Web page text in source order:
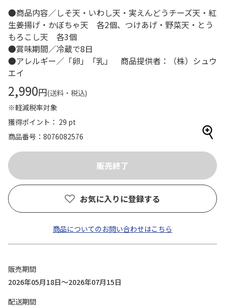
●商品内容／しそ天・いわし天・実えんどうチーズ天・紅
生姜揚げ・かぼちゃ天 各2個、つけあげ・野菜天・とう
もろこし天 各3個
●賞味期間／冷蔵で8日
●アレルギー／「卵」「乳」 商品提供者：（株）シュウ
エイ
2,990円(送料・税込)
※軽減税率対象
獲得ポイント： 29 pt
商品番号
8076082576
お気に入りに登録する
商品についてのお問い合わせはこちら
販売期間
2026年05月18日～2026年07月15日
配送期間